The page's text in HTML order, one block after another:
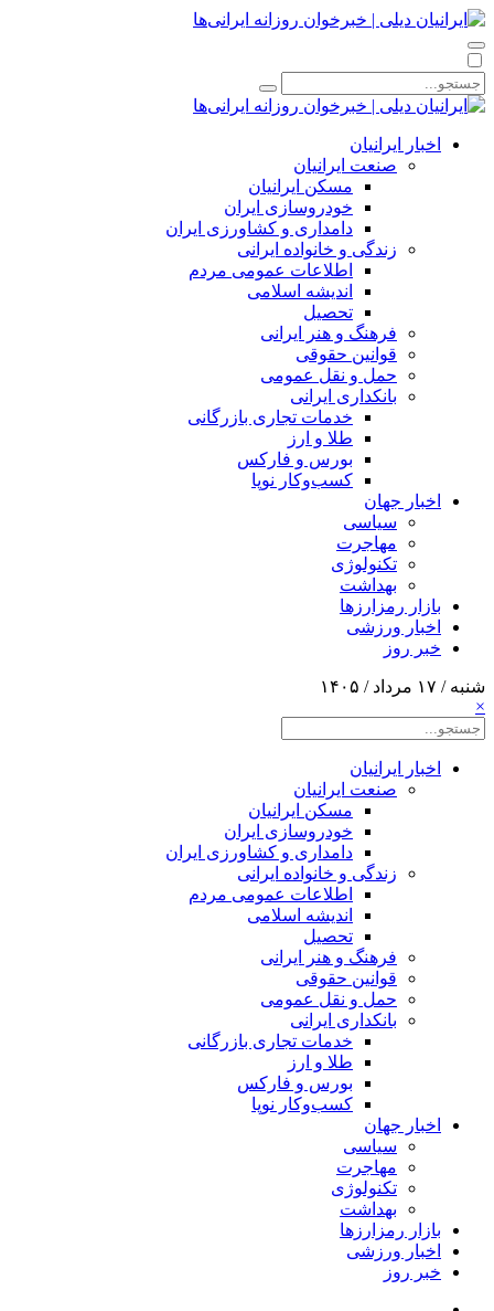
اخبار ایرانیان
صنعت ایرانیان
مسکن ایرانیان
خودروسازی ایران
دامداری و کشاورزی ایران
زندگی و خانواده ایرانی
اطلاعات عمومی مردم
اندیشه اسلامی
تحصیل
فرهنگ و هنر ایرانی
قوانین حقوقی
حمل و نقل عمومی
بانکداری ایرانی
خدمات تجاری بازرگانی
طلا و ارز
بورس و فارکس
کسب‌وکار نوپا
اخبار جهان
سیاسی
مهاجرت
تکنولوژی
بهداشت
بازار رمزارزها
اخبار ورزشی
خبر روز
شنبه / ۱۷ مرداد / ۱۴۰۵
×
اخبار ایرانیان
صنعت ایرانیان
مسکن ایرانیان
خودروسازی ایران
دامداری و کشاورزی ایران
زندگی و خانواده ایرانی
اطلاعات عمومی مردم
اندیشه اسلامی
تحصیل
فرهنگ و هنر ایرانی
قوانین حقوقی
حمل و نقل عمومی
بانکداری ایرانی
خدمات تجاری بازرگانی
طلا و ارز
بورس و فارکس
کسب‌وکار نوپا
اخبار جهان
سیاسی
مهاجرت
تکنولوژی
بهداشت
بازار رمزارزها
اخبار ورزشی
خبر روز